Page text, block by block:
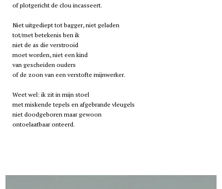
of plotgericht de clou incasseert.
Niet uitgediept tot bagger, niet geladen
tot/met betekenis ben ik
niet de as die verstrooid
moet worden, niet een kind
van gescheiden ouders
of de zoon van een verstofte mijnwerker.
Weet wel: ik zit in mijn stoel
met miskende tepels en afgebrande vleugels
niet doodgeboren maar gewoon
ontoelaatbaar onteerd.